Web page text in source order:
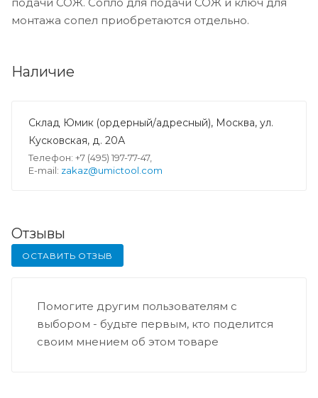
монтажа сопел приобретаются отдельно.
Наличие
Склад Юмик (ордерный/адресный), Москва, ул.
Кусковская, д. 20А
Телефон: +7 (495) 197-77-47,
E-mail: zakaz@umictool.com
Отзывы
ОСТАВИТЬ ОТЗЫВ
Помогите другим пользователям с
выбором - будьте первым, кто поделится
своим мнением об этом товаре